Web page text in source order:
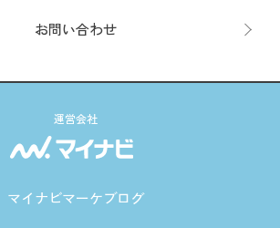
お問い合わせ
運営会社
マイナビマーケブログ